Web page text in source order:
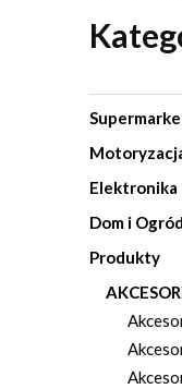
Elektronika
Dom i Ogród
Produkty